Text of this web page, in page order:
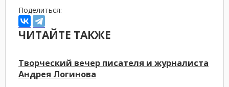
Поделиться:
ЧИТАЙТЕ ТАКЖЕ
Творческий вечер писателя и журналиста
Андрея Логинова